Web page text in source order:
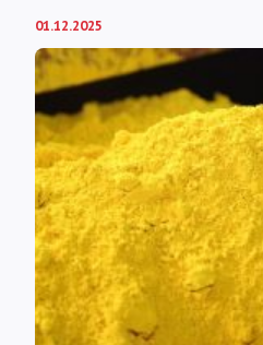
01.12.2025